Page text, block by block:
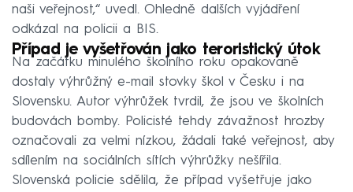
naši veřejnost,“ uvedl. Ohledně dalších vyjádření
odkázal na policii a BIS.
Případ je vyšetřován jako teroristický útok
Na začátku minulého školního roku opakovaně
dostaly výhrůžný e-mail stovky škol v Česku i na
Slovensku. Autor výhrůžek tvrdil, že jsou ve školních
budovách bomby. Policisté tehdy závažnost hrozby
označovali za velmi nízkou, žádali také veřejnost, aby
sdílením na sociálních sítích výhrůžky nešířila.
Slovenská policie sdělila, že případ vyšetřuje jako